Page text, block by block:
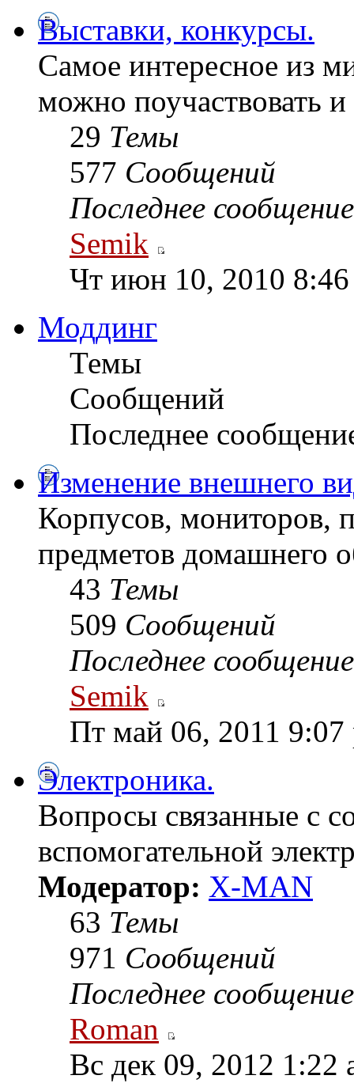
Выставки, конкурсы.
Самое интересное из
можно поучаствовать
29 Темы
577 Сообщений
Последнее сообщение
Semik
Чт июн 10, 2010
Моддинг
Темы
Сообщений
Последнее
Изменение внешнего
Корпусов, мониторов,
предметов домашнего
43 Темы
509 Сообщений
Последнее сообщение
Semik
Пт май 06, 2011 9:07
Электроника.
Вопросы связанные с
вспомогательной
Модератор: X-MAN
63 Темы
971 Сообщений
Последнее сообщение
Roman
Вс дек 09, 2012 1:22